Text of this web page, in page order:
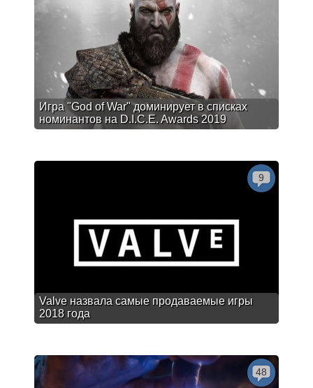
Игра "God of War" доминирует в списках
номинантов на D.I.C.E. Awards 2019
Valve назвала самые продаваемые игры
2018 года
9
48